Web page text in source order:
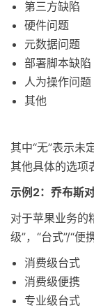
第三方缺陷
硬件问题
元数据问题
部署脚本缺陷
人为操作问题
其他
其中“无”表示未
其他具体的选项
示例2：乔布斯
对于苹果业务的
级”，“台式”/“便
消费级台式
消费级便携
专业级台式